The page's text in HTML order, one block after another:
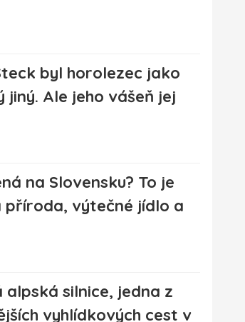
byl horolezec jako
jiný. Ale jeho vášeň jej
na Slovensku? To je
příroda, výtečné jídlo a
alpská silnice, jedna z
vyhlídkových cest v